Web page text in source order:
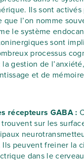
Ils sont
que l’on nomme
le système
sont
processus
gestion de
et de
récepteurs GABA :
sur les
Ils peuvent freiner la
dans le